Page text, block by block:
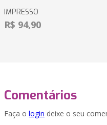
IMPRESSO
R$ 94,90
Comentários
Faça o login deixe o seu